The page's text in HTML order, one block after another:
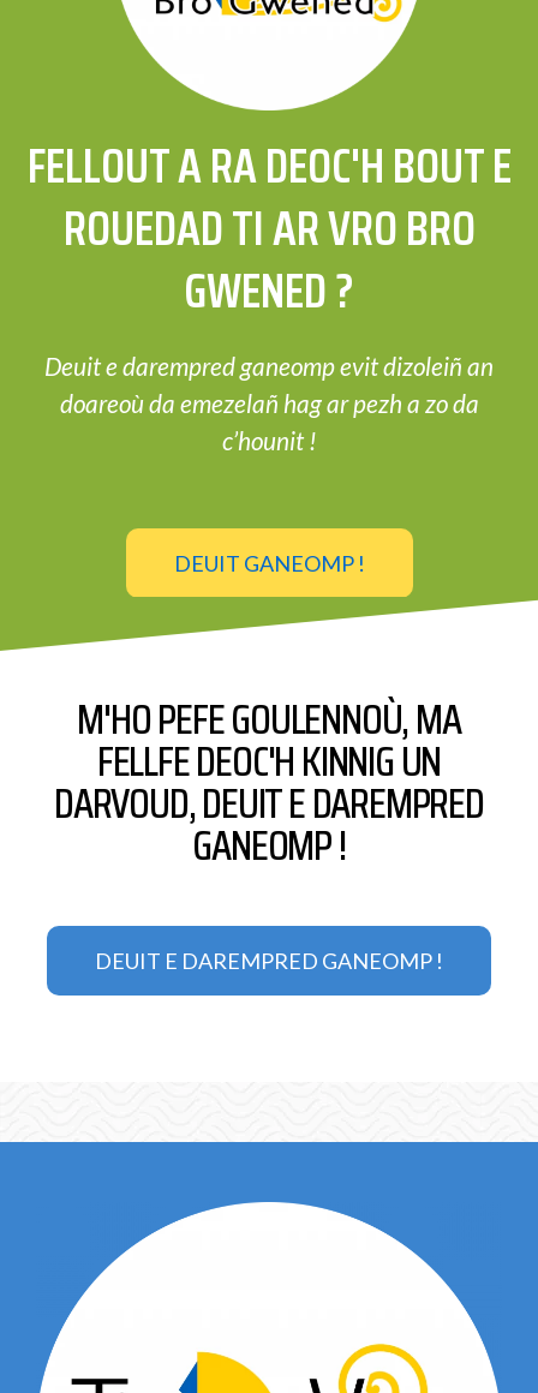
FELLOUT A RA DEOC'H BOUT E
ROUEDAD TI AR VRO BRO
GWENED ?
Deuit e darempred ganeomp evit dizoleiñ an
doareoù da emezelañ hag ar pezh a zo da
c’hounit !
DEUIT GANEOMP !
M'HO PEFE GOULENNOÙ, MA
FELLFE DEOC'H KINNIG UN
DARVOUD, DEUIT E DAREMPRED
GANEOMP !
DEUIT E DAREMPRED GANEOMP !